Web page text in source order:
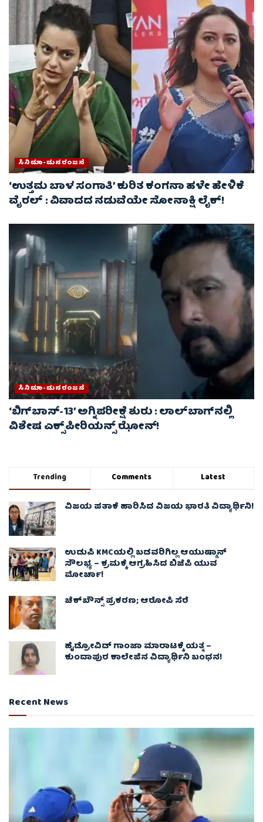
ಸಿನಿಮಾ-ಮನರಂಜನೆ
‘ಉತ್ತಮ ಬಾಳ ಸಂಗಾತಿ’ ಕುರಿತ ಕಂಗನಾ ಹಳೇ ಹೇಳಿಕೆ
ವೈರಲ್ : ವಿವಾದದ ನಡುವೆಯೇ ಸೋನಾಕ್ಷಿ ಲೈಕ್!
ಸಿನಿಮಾ-ಮನರಂಜನೆ
‘ಬಿಗ್‌ಬಾಸ್-13’ ಅಗ್ನಿಪರೀಕ್ಷೆ ಶುರು : ಲಾಲ್‌ಬಾಗ್‌ನಲ್ಲಿ
ವಿಶೇಷ ಎಕ್ಸ್‌ಪೀರಿಯನ್ಸ್ ಝೋನ್!
Trending Comments Latest
ವಿಜಯ ಪತಾಕೆ ಹಾರಿಸಿದ ವಿಜಯ ಭಾರತಿ ವಿದ್ಯಾರ್ಥಿನಿ!
ಉಡುಪಿ KMCಯಲ್ಲಿ ಬಡವರಿಗಿಲ್ಲ ಆಯುಷ್ಮಾನ್
ಸೌಲಭ್ಯ – ಕ್ರಮಕ್ಕೆ ಆಗ್ರಹಿಸಿದ ಬಿಜೆಪಿ ಯುವ
ಮೋರ್ಚಾ!
ಚೆಕ್​ಬೌನ್ಸ್​ ಪ್ರಕರಣ; ಆರೋಪಿ ಸೆರೆ
ಹೈಡ್ರೋವಿಡ್ ಗಾಂಜಾ ಮಾರಾಟಕ್ಕೆ ಯತ್ನ –
ಕುಂದಾಪುರ ಕಾಲೇಜಿನ ವಿದ್ಯಾರ್ಥಿನಿ ಬಂಧನ!
Recent News